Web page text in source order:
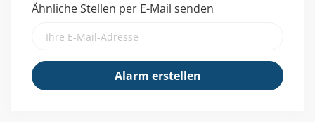
Ähnliche Stellen per E-Mail senden